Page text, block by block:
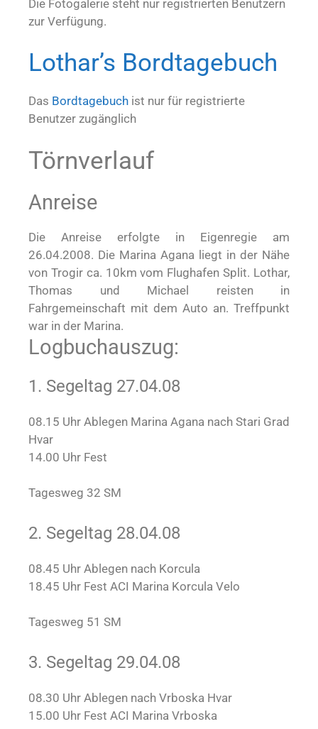
Die Fotogalerie steht nur registrierten Benutzern
zur Verfügung.
Lothar’s Bordtagebuch
Das Bordtagebuch ist nur für registrierte
Benutzer zugänglich
Törnverlauf
Anreise
Die Anreise erfolgte in Eigenregie am
26.04.2008. Die Marina Agana liegt in der Nähe
von Trogir ca. 10km vom Flughafen Split. Lothar,
Thomas und Michael reisten in
Fahrgemeinschaft mit dem Auto an. Treffpunkt
war in der Marina.
Logbuchauszug:
1. Segeltag 27.04.08
08.15 Uhr Ablegen Marina Agana nach Stari Grad
Hvar
14.00 Uhr Fest
Tagesweg 32 SM
2. Segeltag 28.04.08
08.45 Uhr Ablegen nach Korcula
18.45 Uhr Fest ACI Marina Korcula Velo
Tagesweg 51 SM
3. Segeltag 29.04.08
08.30 Uhr Ablegen nach Vrboska Hvar
15.00 Uhr Fest ACI Marina Vrboska